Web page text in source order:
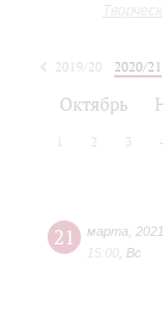
2019/20 2020/21
Октябрь
2 3
21 марта
2021
15:00 Вс